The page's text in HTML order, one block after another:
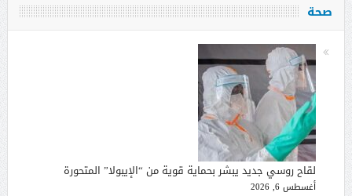
صحة
لقاح روسي جديد يبشر بحماية قوية من “الإيبولا” المتحورة
أغسطس 6, 2026